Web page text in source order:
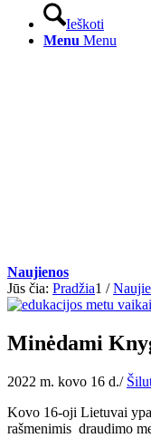
Ieškoti
Menu Menu
Naujienos
Jūs čia: Pradžia1 /
Minėdami
2022 m. kovo 16 d./
Kovo 16-oji Lietuvai
rašmenimis draudimo